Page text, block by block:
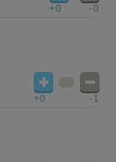
+0 -0
+0 -1